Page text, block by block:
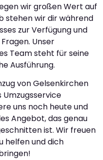
wir großen Wert auf
stehen wir dir während
zur Verfügung und
Unser
Team steht für seine
Ausführung.
von Gelsenkirchen
uns noch heute und
Angebot, das genau
ist. Wir freuen
helfen und dich